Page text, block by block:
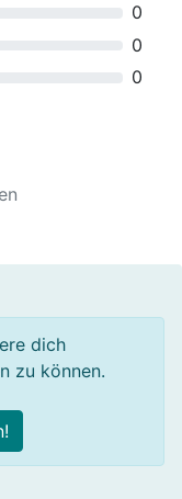
0
0
0
dich
zu können.